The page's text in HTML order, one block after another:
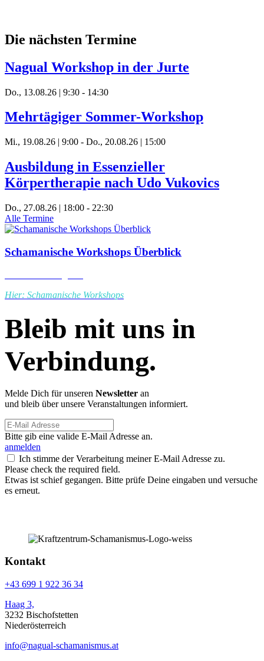
Die nächsten Termine
Nagual Workshop in der Jurte
Do., 13.08.26 | 9:30 - 14:30
Mehrtägiger Sommer-Workshop
Mi., 19.08.26 | 9:00 - Do., 20.08.26 | 15:00
Ausbildung in Essenzieller
Körpertherapie nach Udo Vukovics
Do., 27.08.26 | 18:00 - 22:30
Alle Termine
Schamanische Workshops Überblick
Hier: Schamanische Workshops
Bleib mit uns in
Verbindung.
Melde Dich für unseren Newsletter an
und bleib über unsere Veranstaltungen informiert.
Bitte gib eine valide E-Mail Adresse an.
anmelden
Ich stimme der Verarbeitung meiner E-Mail Adresse zu.
Please check the required field.
Etwas ist schief gegangen. Bitte prüfe Deine eingaben und versuche
es erneut.
Kontakt
+43 699 1 922 36 34
Haag 3,
3232 Bischofstetten
Niederösterreich
info@nagual-schamanismus.at